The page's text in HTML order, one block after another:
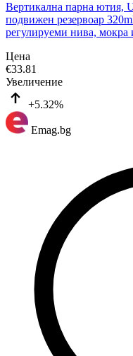
Вертикална парна ютия,
подвижен резервоар
регулируеми нива, мокра
Цена
€33.81
Увеличение
+5.32%
Emag.bg